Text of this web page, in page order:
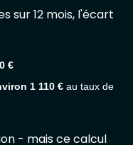
sur 12 mois, l'écart
€
1 110 € au taux de
- mais ce calcul